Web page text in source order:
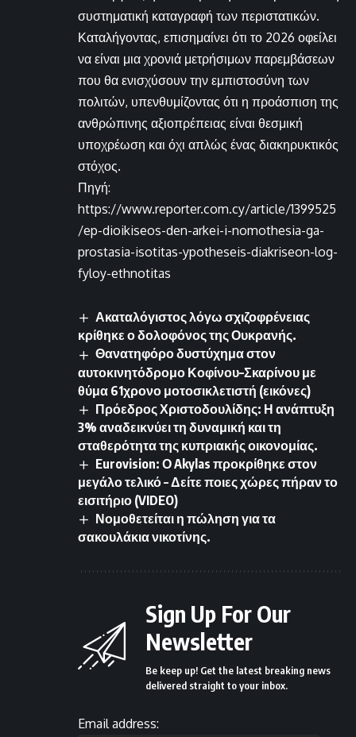
συστηματική καταγραφή των περιστατικών.
Καταλήγοντας, επισημαίνει ότι το 2026 οφείλει
να είναι μια χρονιά μετρήσιμων παρεμβάσεων
που θα ενισχύσουν την εμπιστοσύνη των
πολιτών, υπενθυμίζοντας ότι η προάσπιση της
ανθρώπινης αξιοπρέπειας είναι θεσμική
υποχρέωση και όχι απλώς ένας διακηρυκτικός
στόχος.
Πηγή:
https://www.reporter.com.cy/article/1399525
/ep-dioikiseos-den-arkei-i-nomothesia-ga-
prostasia-isotitas-ypotheseis-diakriseon-log-
fyloy-ethnotitas
Ακαταλόγιστος λόγω σχιζοφρένειας
κρίθηκε ο δολοφόνος της Ουκρανής.
Θανατηφόρο δυστύχημα στον
αυτοκινητόδρομο Κοφίνου–Σκαρίνου με
θύμα 61χρονο μοτοσικλετιστή (εικόνες)
Πρόεδρος Χριστοδουλίδης: Η ανάπτυξη
3% αναδεικνύει τη δυναμική και τη
σταθερότητα της κυπριακής οικονομίας.
Eurovision: Ο Akylas προκρίθηκε στον
μεγάλο τελικό – Δείτε ποιες χώρες πήραν το
εισιτήριο (VIDEO)
Νομοθετείται η πώληση για τα
σακουλάκια νικοτίνης.
Sign Up For Our
Newsletter
Be keep up! Get the latest breaking news
delivered straight to your inbox.
Email address: